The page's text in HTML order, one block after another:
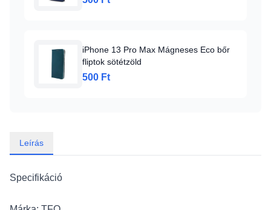
iPhone 13 Pro Max Mágneses Eco bőr
fliptok sötétzöld
500 Ft
Leírás
Specifikáció